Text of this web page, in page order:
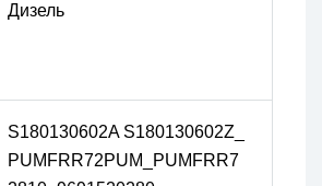
Дизель
S180130602A S180130602Z_
PUMFRR72PUM_PUMFRR7